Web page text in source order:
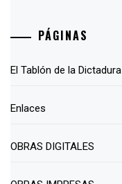
PÁGINAS
El Tablón de la Dictadura
Enlaces
OBRAS DIGITALES